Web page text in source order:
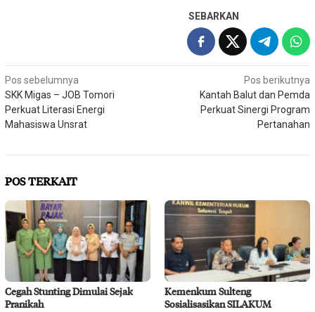
SEBARKAN
Navigasi
pos
Pos sebelumnya
SKK Migas – JOB Tomori
Perkuat Literasi Energi
Mahasiswa Unsrat
Pos berikutnya
Kantah Balut dan Pemda
Perkuat Sinergi Program
Pertanahan
POS TERKAIT
Cegah Stunting Dimulai Sejak
Pranikah
Kemenkum Sulteng
Sosialisasikan SILAKUM